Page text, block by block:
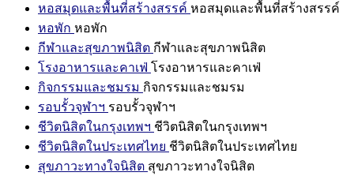
หอสมุดและพื้นที่สร้างสรรค์ หอสมุดและพื้นที่สร้างสรรค์
หอพัก หอพัก
กีฬาและสุขภาพนิสิต กีฬาและสุขภาพนิสิต
โรงอาหารและคาเฟ่ โรงอาหารและคาเฟ่
กิจกรรมและชมรม กิจกรรมและชมรม
รอบรั้วจุฬาฯ รอบรั้วจุฬาฯ
ชีวิตนิสิตในกรุงเทพฯ ชีวิตนิสิตในกรุงเทพฯ
ชีวิตนิสิตในประเทศไทย ชีวิตนิสิตในประเทศไทย
สุขภาวะทางใจนิสิต สุขภาวะทางใจนิสิต